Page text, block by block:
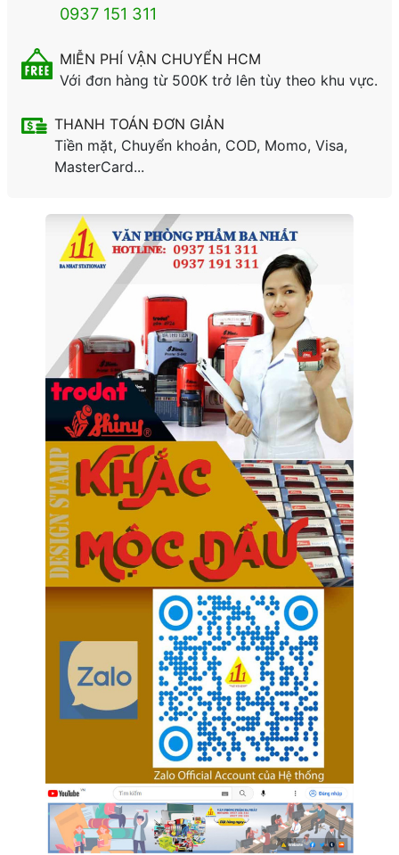
0937 151 311
MIỄN PHÍ VẬN CHUYỂN HCM
Với đơn hàng từ 500K trở lên tùy theo khu vực.
THANH TOÁN ĐƠN GIẢN
Tiền mặt, Chuyển khoản, COD, Momo, Visa,
MasterCard...